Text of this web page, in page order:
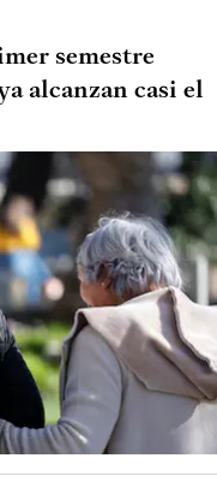
semestre
alcanzan casi el